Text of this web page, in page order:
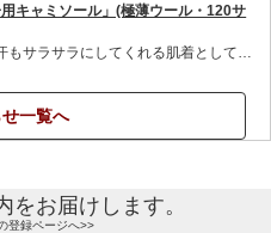
用キャミソール」(極薄ウール・120サ
【再販】酷暑のなか、汗もサラサラにしてくれる肌着として、通学にもオススメ!【120 サイズ】を再販させていただきました。アジャスターで肩紐の長さを調整できるので、お子さんの体型による個人差にも対応OK!【140 】サイズも、まもなく再販予定です。
一覧へ
をお届けします。
登録ページへ>>